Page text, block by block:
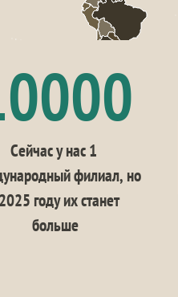
Сейчас у нас 1
филиал, но
году их станет
больше